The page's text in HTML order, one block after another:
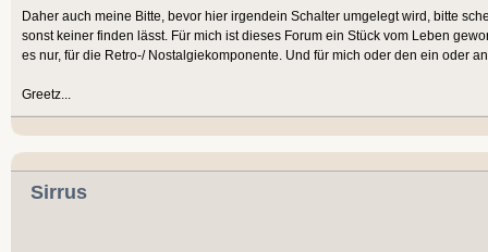
Daher auch meine Bitte, bevor hier irgendein Schalter umgelegt wird, bitte
sonst keiner finden lässt. Für mich ist dieses Forum ein Stück vom Leben
es nur, für die Retro-/ Nostalgiekomponente. Und für mich oder den ein oder
Greetz...
Sirrus